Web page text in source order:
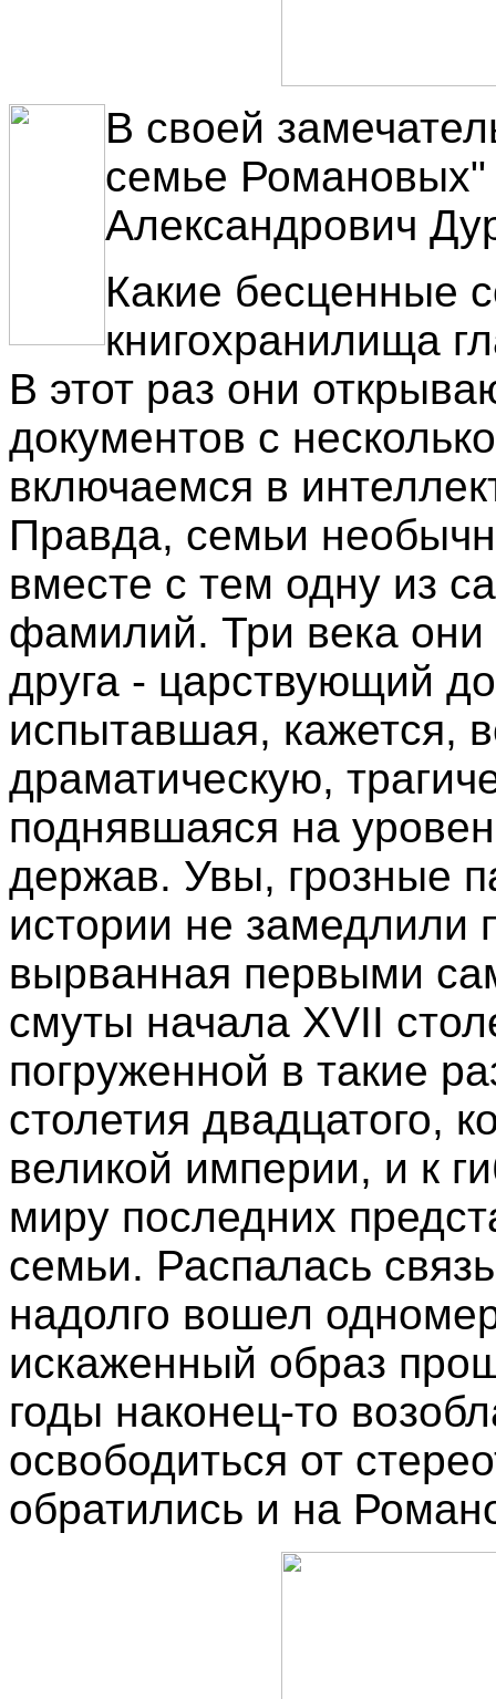
В своей
семье
Александрович
Какие бесценные
книгохранилища
В этот раз они
документов с
включаемся в
Правда, семьи
вместе с тем одну из
фамилий. Три века
друга - царствующий
испытавшая, кажется,
драматическую,
поднявшаяся на
держав. Увы, грозные
истории не замедлили
вырванная первыми
смуты начала XVII
погруженной в такие
столетия двадцатого,
великой империи, и к
миру последних
семьи. Распалась
надолго вошел
искаженный образ
годы наконец-то
освободиться от
обратились и на